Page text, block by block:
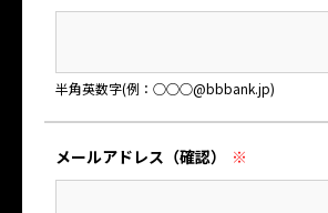
半角英数字(例：○○○@bbbank.jp)
メールアドレス （確認） ※